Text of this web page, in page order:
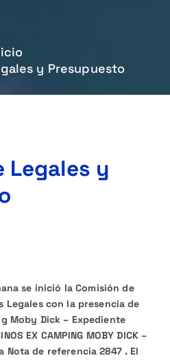
y Presupuesto
Legales y
se inició la Comisión de
con la presencia de
Moby Dick – Expediente
EX CAMPING MOBY DICK –
Nota de referencia 2847 . El